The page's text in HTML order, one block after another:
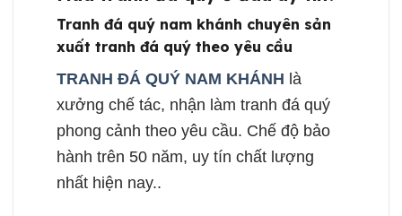
Tranh đá quý nam khánh chuyên sản
xuất tranh đá quý theo yêu cầu
TRANH ĐÁ QUÝ NAM KHÁNH là
xưởng chế tác, nhận làm tranh đá quý
phong cảnh theo yêu cầu. Chế độ bảo
hành trên 50 năm, uy tín chất lượng
nhất hiện nay..